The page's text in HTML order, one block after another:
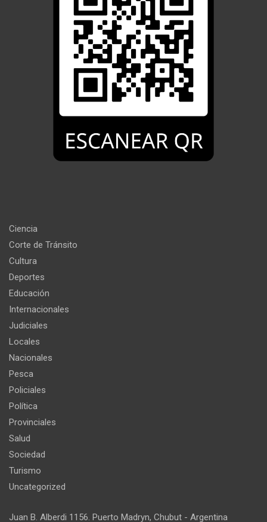
Ciencia
Corte de Tránsito
Cultura
Deportes
Educación
Internacionales
Judiciales
Locales
Nacionales
Pesca
Policiales
Política
Provinciales
Salud
Sociedad
Turismo
Uncategorized
Juan B. Alberdi 1156. Puerto Madryn, Chubut - Argentina